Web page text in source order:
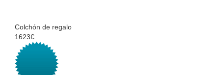
Colchón de regalo
1623€